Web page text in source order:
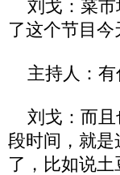
刘戈：菜市
了这个节目
主持人：有
刘戈：而且
段时间，就
了，比如说